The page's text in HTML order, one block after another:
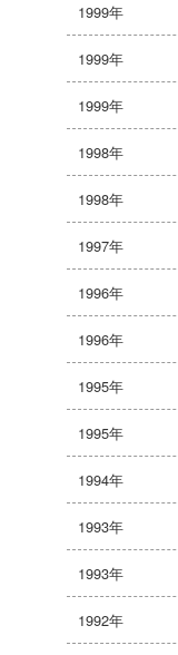
1999年
1999年
1999年
1998年
1998年
1997年
1996年
1996年
1995年
1995年
1994年
1993年
1993年
1992年